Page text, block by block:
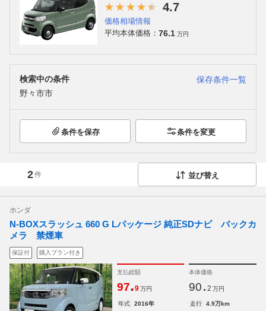
4.7
価格相場情報
平均本体価格： 76.1 万円
検索中の条件
保存条件一覧
野々市市
条件を保存 条件を変更
2件 並び替え
ホンダ
N-BOXスラッシュ 660 G Lパッケージ 純正SDナビ バックカ
メラ 禁煙車
保証付 購入プラン付き
支払総額
97.9 万円
本体価格
90. 2 万円
年式 2016年 走行
4.9万km